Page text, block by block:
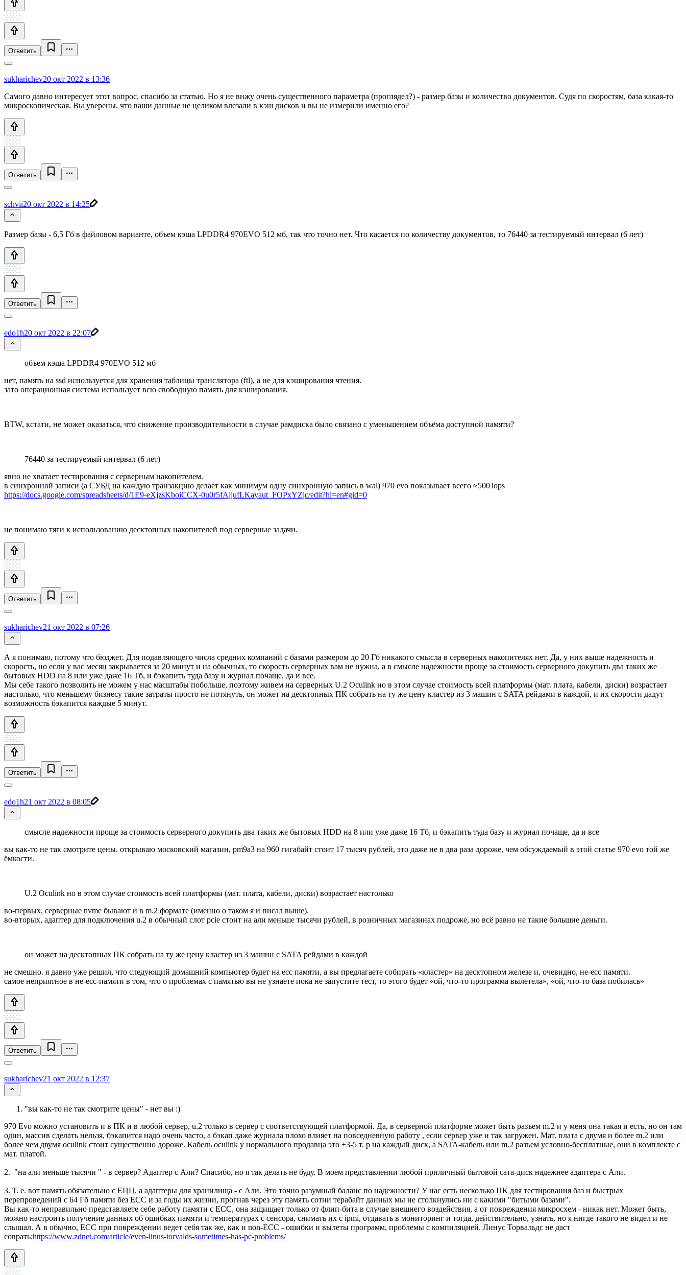
Ответить
sukharichev20 окт 2022 в 13:36
Самого давно интересует этот вопрос, спасибо за статью. Но я не вижу очень существенного параметра (проглядел?) - размер базы и количество документов. Судя по скоростям, база какая-то
микроскопическая. Вы уверены, что ваши данные не целиком влезали в кэш дисков и вы не измерили именно его?
Ответить
schvii20 окт 2022 в 14:25
Размер базы - 6,5 Гб в файловом варианте, объем кэша LPDDR4 970EVO 512 мб, так что точно нет. Что касается по количеству документов, то 76440 за тестируемый интервал (6 лет)
Ответить
edo1h20 окт 2022 в 22:07
объем кэша LPDDR4 970EVO 512 мб
нет, память на ssd используется для хранения таблицы транслятора (ftl), а не для кэширования чтения.
зато операционная система использует всю свободную память для кэширования.
BTW, кстати, не может оказаться, что снижение производительности в случае рамдиска было связано с уменьшением объёма доступной памяти?
76440 за тестируемый интервал (6 лет)
явно не хватает тестирования с серверным накопителем.
в синхронной записи (а СУБД на каждую транзакцию делает как минимум одну синхронную запись в wal) 970 evo показывает всего ≈500 iops
https://docs.google.com/spreadsheets/d/1E9-eXjzsKboiCCX-0u0r5fAjjufLKayaut_FOPxYZjc/edit?hl=en#gid=0
не понимаю тяги к использованию десктопных накопителей под серверные задачи.
Ответить
sukharichev21 окт 2022 в 07:26
А я понимаю, потому что бюджет. Для подавляющего числа средних компаний с базами размером до 20 Гб никакого смысла в серверных накопителях нет. Да, у них выше надежность и
скорость, но если у вас месяц закрывается за 20 минут и на обычных, то скорость серверных вам не нужна, а в смысле надежности проще за стоимость серверного докупить два таких же
бытовых HDD на 8 или уже даже 16 Тб, и бэкапить туда базу и журнал почаще, да и все.
Мы себе такого позволить не можем у нас масштабы побольше, поэтому живем на серверных U.2 Oculink но в этом случае стоимость всей платформы (мат. плата, кабели, диски) возрастает
настолько, что меньшему бизнесу такие затраты просто не потянуть, он может на десктопных ПК собрать на ту же цену кластер из 3 машин с SATA рейдами в каждой, и их скорости дадут
возможность бэкапится каждые 5 минут.
Ответить
edo1h21 окт 2022 в 08:05
смысле надежности проще за стоимость серверного докупить два таких же бытовых HDD на 8 или уже даже 16 Тб, и бэкапить туда базу и журнал почаще, да и все
вы как-то не так смотрите цены. открываю московский магазин, pm9a3 на 960 гигабайт стоит 17 тысяч рублей, это даже не в два раза дороже, чем обсуждаемый в этой статье 970 evo той же
ёмкости.
U.2 Oculink но в этом случае стоимость всей платформы (мат. плата, кабели, диски) возрастает настолько
во-первых, серверные nvme бывают и в m.2 формате (именно о таком я и писал выше).
во-вторых, адаптер для подключения u.2 в обычный слот pcie стоит на али меньше тысячи рублей, в розничных магазинах подроже, но всё равно не такие большие деньги.
он может на десктопных ПК собрать на ту же цену кластер из 3 машин с SATA рейдами в каждой
не смешно. я давно уже решил, что следующий домашний компьютер будет на eсс памяти, а вы предлагаете собирать «кластер» на десктопном железе и, очевидно, не-ecc памяти.
самое неприятное в не-ecc-памяти в том, что о проблемах с памятью вы не узнаете пока не запустите тест, то этого будет «ой, что-то программа вылетела», «ой, что-то база побилась»
Ответить
sukharichev21 окт 2022 в 12:37
"вы как-то не так смотрите цены" - нет вы :)
970 Evo можно установить и в ПК и в любой сервер, u.2 только в сервер с соответствующей платформой. Да, в серверной платформе может быть разъем m.2 и у меня она такая и есть, но он там
один, массив сделать нельзя, бэкапится надо очень часто, а бэкап даже журнала плохо влияет на повседневную работу , если сервер уже и так загружен. Мат. плата с двумя и более m.2 или
более чем двумя oculink стоит существенно дороже. Кабель oculink у нормального продавца это +3-5 т. р на каждый диск, а SATA-кабель или m.2 разъем условно-бесплатные, они в комплекте с
мат. платой.
2. "на али меньше тысячи " - в сервер? Адаптер с Али? Спасибо, но я так делать не буду. В моем представлении любой приличный бытовой сата-диск надежнее адаптера с Али.
3. Т. е. вот память обязательно с ЕЦЦ, а адаптеры для хранилища - с Али. Это точно разумный баланс по надежности? У нас есть несколько ПК для тестирования баз и быстрых
перепроведений с 64 Гб памяти без ECC и за годы их жизни, прогнав через эту память сотни терабайт данных мы не столкнулись ни с какими "битыми базами".
Вы как-то неправильно представляете себе работу памяти с ECC, она защищает только от флип-бита в случае внешнего воздействия, а от повреждения микросхем - никак нет. Может быть,
можно настроить получение данных об ошибках памяти и температурах с сенсора, снимать их с ipmi, отдавать в мониторинг и тогда, действительно, узнать, но я нигде такого не видел и не
слышал. А в обычно, ECC при повреждении ведет себя так же, как и non-ECC - ошибки и вылеты программ, проблемы с компиляцией. Линус Торвальдс не даст
соврать:https://www.zdnet.com/article/even-linus-torvalds-sometimes-has-pc-problems/